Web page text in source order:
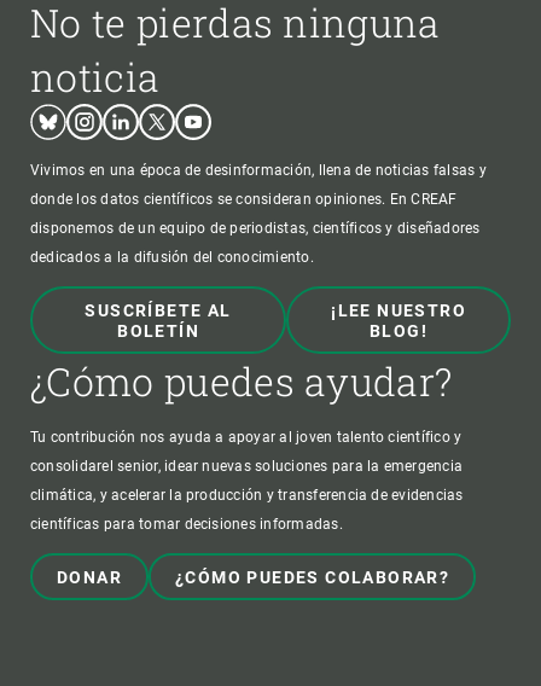
No te pierdas ninguna
noticia
BlueskyInstagram
LinkedinTwitterYoutube
Vivimos en una época de desinformación, llena de noticias falsas y
donde los datos científicos se consideran opiniones. En CREAF
disponemos de un equipo de periodistas, científicos y diseñadores
dedicados a la difusión del conocimiento.
SUSCRÍBETE AL
BOLETÍN
¡LEE NUESTRO
BLOG!
¿Cómo puedes ayudar?
Tu contribución nos ayuda a apoyar al joven talento científico y
consolidarel senior, idear nuevas soluciones para la emergencia
climática, y acelerar la producción y transferencia de evidencias
científicas para tomar decisiones informadas.
DONAR ¿CÓMO PUEDES COLABORAR?